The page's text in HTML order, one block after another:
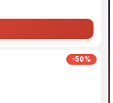
-50%